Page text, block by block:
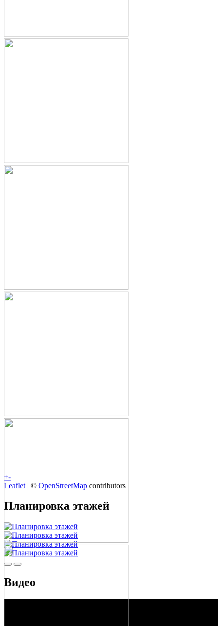
+-
Leaflet | © OpenStreetMap contributors
Планировка этажей
Видео